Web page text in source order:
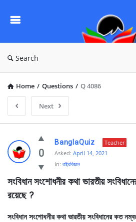
Questions
Search
Home / Questions / Q 4086
Next
Ask
Questions
BanglaQuiz
Latest
Questions
0
BanglaQuiz
Teacher
Asked: April 14, 2021
In: রাষ্ট্রবিজ্ঞান
সংবিধান সংশোধনীর কথা ভারতীয়
রয়েছে ?
সংবিধান সংশোধনীর কথা ভারতীয় সংবিধানের কত